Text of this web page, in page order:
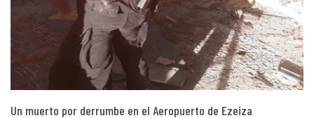
Un muerto por derrumbe en el Aeropuerto de Ezeiza